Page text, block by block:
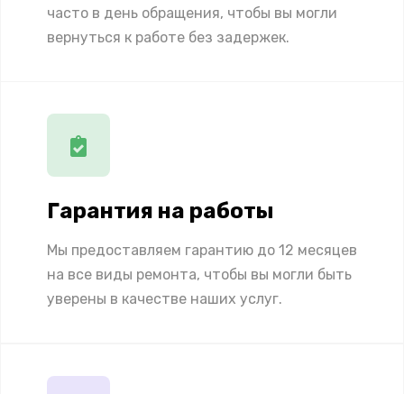
часто в день обращения, чтобы вы могли
вернуться к работе без задержек.
Гарантия на работы
Мы предоставляем гарантию до 12 месяцев
на все виды ремонта, чтобы вы могли быть
уверены в качестве наших услуг.